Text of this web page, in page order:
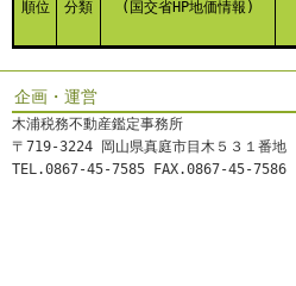
順位 分類 (国交省HP地価情報)
企画・運営
木浦税務不動産鑑定事務所
〒719-3224 岡山県真庭市目木５３１番地
TEL.0867-45-7585 FAX.0867-45-7586